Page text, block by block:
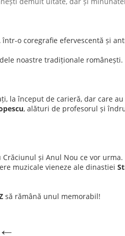
o coregrafie efervescentă și
noastre tradiționale românești.
la început de carieră, dar care
, alături de profesorul și
și Anul Nou ce vor
muzicale vieneze ale dinastiei
să rămână unul memorabil!